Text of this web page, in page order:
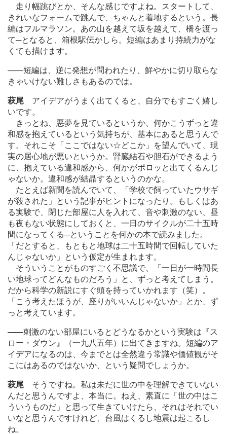
走り幅跳びとか、そんな感じですよね。スタートして、
きれいなフォームで跳んで、ちゃんと着地するという。長
編はフルマラソン。あの山を越えて坂を越えて、橋を渡っ
て─となると、箱根駅伝かしら。短編はあまり持続力がな
くても描けます。
――短編は、逆に発想が問われたり、鮮やかに切り取らな
きゃいけない難しさもあるのでは。
萩尾 アイデアがうまく出てくると、自分でもすごく嬉し
いです。
きっとね、悪夢を見ているというか、何かこうずっと違
和感を抱えているという気持ちが、基本にあると思うんで
す。それこそ「ここではない☆どこか」を望んでいて、現
実の居心地が悪いというか。腎臓結石や胆石ができるよう
に、抱えている違和感から、何かがポロッと出てくるんじ
ゃないか。違和感が結晶するというのかな。
たとえば新聞を読んでいて、「学校で飼っていたウサギ
が殺された」という記事がヒントになったり。もしくはあ
る実験で、閉じた部屋に人を入れて、音や刺激のない、昼
も夜もない状態にしておくと、一日のサイクルが二十五時
間になってくる─ということを何かの本で読みました。
「だとすると、もともと地球は二十五時間で回転していた
んじゃないか」という仮定が生まれます。
そういうことがものすごく不思議で、「一日が一時間長
い地球ってどんなものだろう」と、ずっと考えてしまう。
だから科学の新説にすぐ頭を持っていかれます（笑）。
「こう考えたほうが、座りがいいんじゃないか」とか、ず
っと考えています。
――刺激のない部屋にいるとどうなるかという実験は『ス
ロー・ダウン』（一九八五年）に出てきますね。短編のア
イデアになるのは、今までとは全然違う常識や価値観がそ
こにはあるのではないか、という疑問でしょうか。
萩尾 そうですね。私は未だに世の中を理解できていない
んだと思うんですよ、本当に。ねえ、素直に「世の中はこ
ういうものだ」と思って生きていけたら、それはそれでい
いなと思うんですけれど、台風はくるし地震は起こるし
ね。